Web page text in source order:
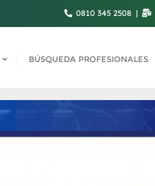
0810 345 2508
BÚSQUEDA PROFESIONALES